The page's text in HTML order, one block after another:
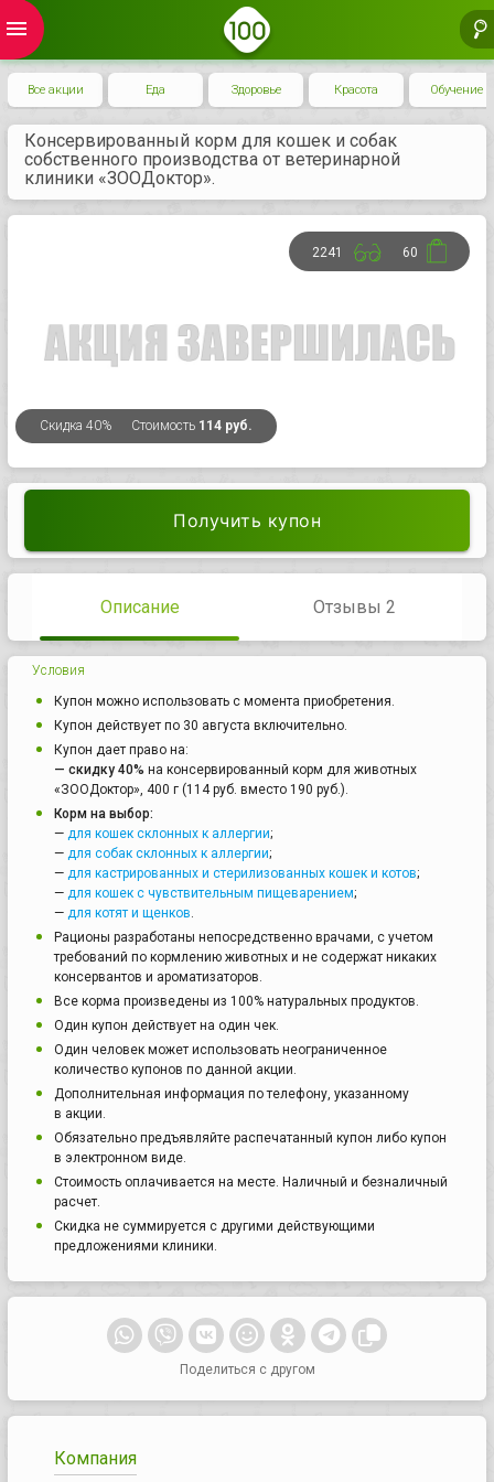
menu
Все акции Еда Здоровье Красота Обучение
Консервированный корм для кошек и собак
собственного производства от ветеринарной
клиники «ЗООДоктор».
Скидка 40% Стоимость 114 руб.
2241 60
Получить купон
Описание Отзывы 2
Условия
Купон можно использовать с момента приобретения.
Купон действует по 30 августа включительно.
Купон дает право на:
— скидку 40% на консервированный корм для животных
«ЗООДоктор», 400 г (114 руб. вместо 190 руб.).
Корм на выбор:
— для кошек склонных к аллергии;
— для собак склонных к аллергии;
— для кастрированных и стерилизованных кошек и котов;
— для кошек с чувствительным пищеварением;
— для котят и щенков
Рационы разработаны непосредственно врачами, с учетом
требований по кормлению животных и не содержат никаких
консервантов и ароматизаторов.
Все корма произведены из 100% натуральных продуктов.
Один купон действует на один чек.
Один человек может использовать неограниченное
количество купонов по данной акции.
Дополнительная информация по телефону, указанному
в акции.
Обязательно предъявляйте распечатанный купон либо купон
в электронном виде.
Стоимость оплачивается на месте. Наличный и безналичный
расчет.
Скидка не суммируется с другими действующими
предложениями клиники.
Поделиться с другом
Компания